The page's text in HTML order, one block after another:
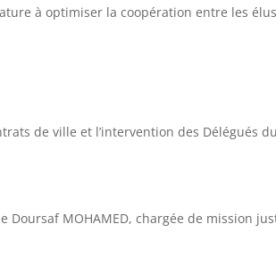
à optimiser la coopération entre les
de ville et l’intervention des Délégués
Doursaf MOHAMED, chargée de mission